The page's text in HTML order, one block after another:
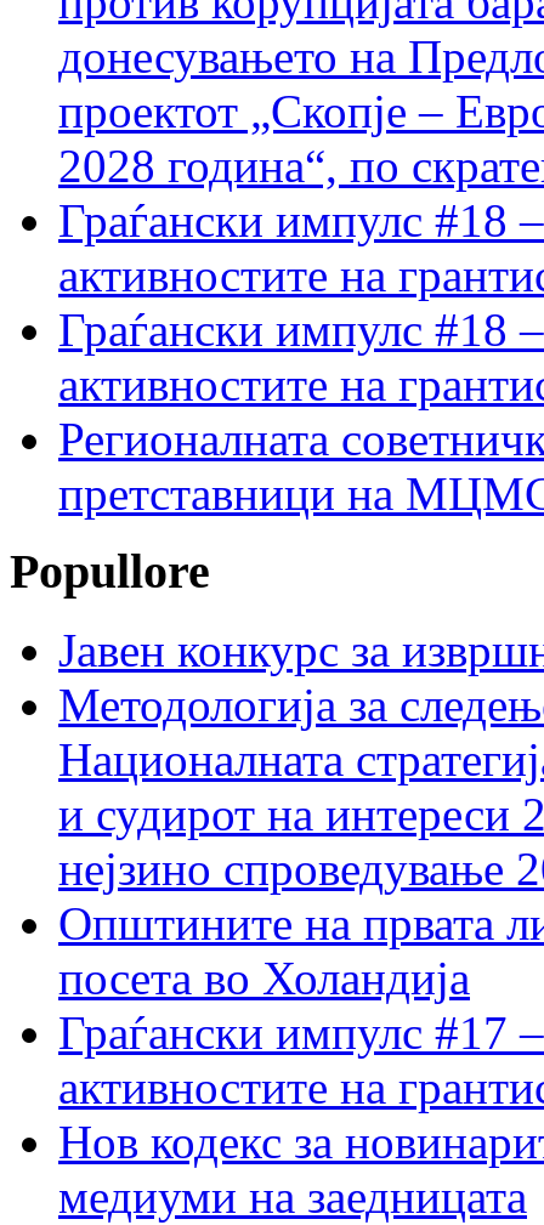
донесувањето на
проектот „Скопје –
2028 година“, по
Граѓански импулс #18
активностите на
Граѓански импулс #18
активностите на
Регионалната
претставници на МЦМС
Popullore
Јавен конкурс за
Методологија за
Националната
и судирот на интереси
нејзино спроведување
Општините на првата
посета во Холандија
Граѓански импулс #17
активностите на
Нов кодекс за
медиуми на заедницата